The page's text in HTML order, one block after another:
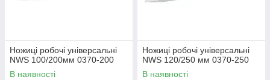
Ножиці робочі універсальні
NWS 100/200мм 0370-200
В наявності
Ножиці робочі універсальні
NWS 120/250 мм 0370-250
В наявності